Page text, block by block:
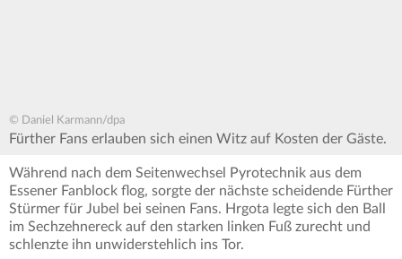
© Daniel Karmann/dpa
Fürther Fans erlauben sich einen Witz auf Kosten der Gäste.
Während nach dem Seitenwechsel Pyrotechnik aus dem
Essener Fanblock flog, sorgte der nächste scheidende Fürther
Stürmer für Jubel bei seinen Fans. Hrgota legte sich den Ball
im Sechzehnereck auf den starken linken Fuß zurecht und
schlenzte ihn unwiderstehlich ins Tor.